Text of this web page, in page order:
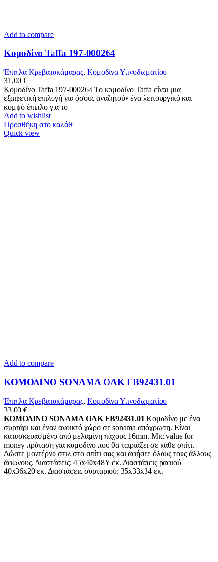
Add to compare
Κομοδίνο Taffa 197-000264
Έπιπλα Κρεβατοκάμαρας, Κομοδίνα Υπνοδωματίου
31,00 €
Κομοδίνο Taffa 197-000264 Το κομοδίνο Taffa είναι μια
εξαιρετική επιλογή για όσους αναζητούν ένα λειτουργικό και
κομψό έπιπλο για το
Add to wishlist
Προσθήκη στο καλάθι
Quick view
Add to compare
ΚΟΜΟΔΙΝΟ SONAMA OAK FB92431.01
Έπιπλα Κρεβατοκάμαρας, Κομοδίνα Υπνοδωματίου
33,00 €
ΚΟΜΟΔΙΝΟ SONAMA OAK FB92431.01 Κομοδίνο με ένα
συρτάρι και έναν ανοικτό χώρο σε sonama απόχρωση. Είναι
κατασκευασμένο από μελαμίνη πάχους 16mm. Μια value for
money πρόταση για κομοδίνο που θα ταιριάξει σε κάθε σπίτι.
Δώστε μοντέρνο στιλ στο σπίτι σας και αφήστε όλους τους άλλους
άφωνους. Διαστάσεις: 45x40x48Υ εκ. Διαστάσεις ραφιού:
40x36x20 εκ. Διαστάσεις συρταριού: 35x33x34 εκ.